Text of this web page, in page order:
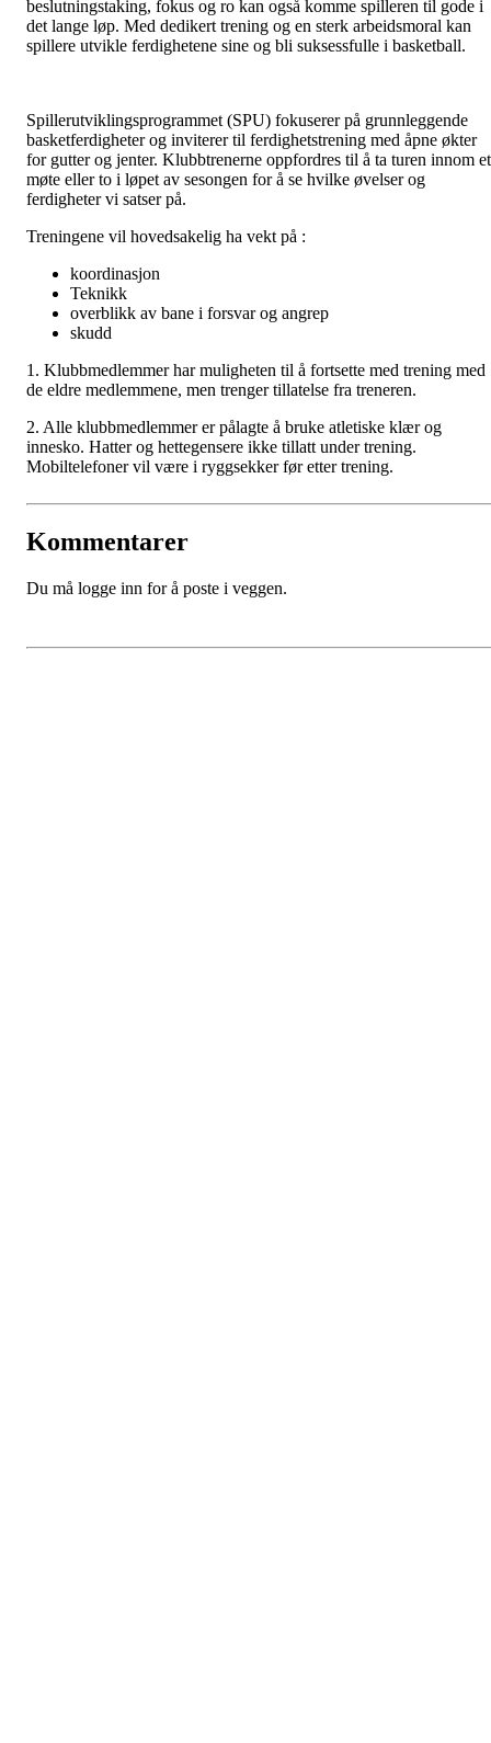
beslutningstaking, fokus og ro kan også komme spilleren til gode i
det lange løp. Med dedikert trening og en sterk arbeidsmoral kan
spillere utvikle ferdighetene sine og bli suksessfulle i basketball.
Spillerutviklingsprogrammet (SPU) fokuserer på grunnleggende
basketferdigheter og inviterer til ferdighetstrening med åpne økter
for gutter og jenter. Klubbtrenerne oppfordres til å ta turen innom et
møte eller to i løpet av sesongen for å se hvilke øvelser og
ferdigheter vi satser på.
Treningene vil hovedsakelig ha vekt på :
koordinasjon
Teknikk
overblikk av bane i forsvar og angrep
skudd
1. Klubbmedlemmer har muligheten til å fortsette med trening med
de eldre medlemmene, men trenger tillatelse fra treneren.
2. Alle klubbmedlemmer er pålagte å bruke atletiske klær og
innesko. Hatter og hettegensere ikke tillatt under trening.
Mobiltelefoner vil være i ryggsekker før etter trening.
Kommentarer
Du må logge inn for å poste i veggen.